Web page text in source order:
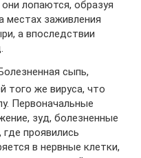
лопаются, образуя
местах заживления
а впоследствии
сыпь,
того же вируса, что
Первоначальные
зуд, болезненные
проявились
в нервные клетки,